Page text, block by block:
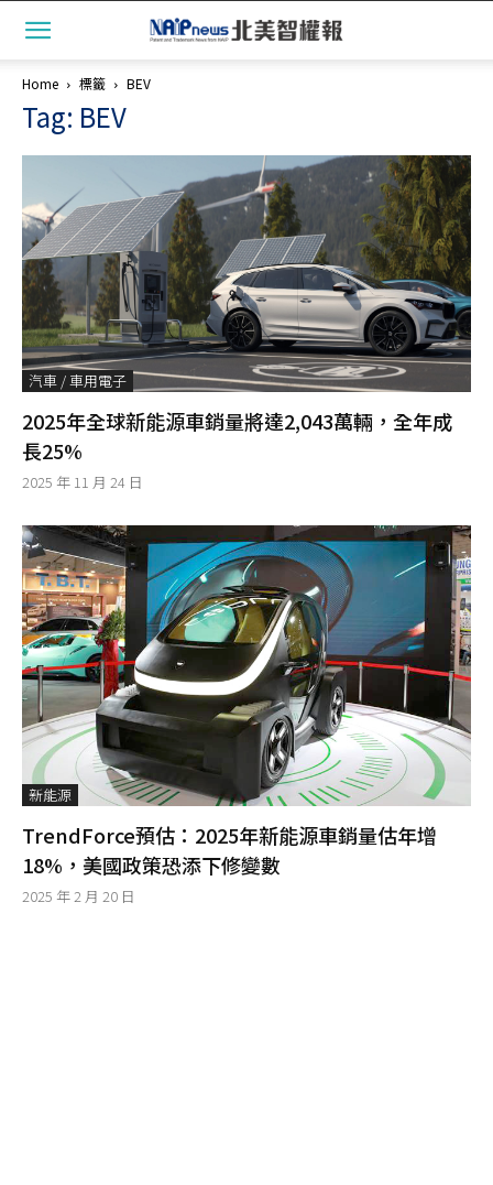
Home 標籤 BEV
Tag: BEV
汽車 / 車用電子
2025年全球新能源車銷量將達2,043萬輛，全年成
長25%
2025 年 11 月 24 日
新能源
TrendForce預估：2025年新能源車銷量估年增
18%，美國政策恐添下修變數
2025 年 2 月 20 日